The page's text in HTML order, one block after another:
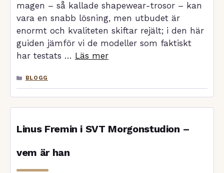
magen – så kallade shapewear-trosor – kan
vara en snabb lösning, men utbudet är
enormt och kvaliteten skiftar rejält; i den här
guiden jämför vi de modeller som faktiskt
har testats … Läs mer
KATEGORIER
BLOGG
Linus Fremin i SVT Morgonstudion –
vem är han